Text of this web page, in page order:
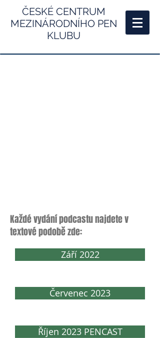
ČESKÉ CENTRUM
MEZINÁRODNÍHO PEN
KLUBU
Každé vydání podcastu najdete v
textové podobě zde:
Září 2022
Červenec 2023
Říjen 2023 PENCAST